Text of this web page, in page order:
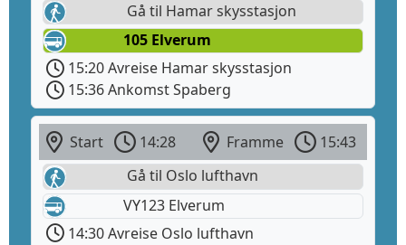
Gå til Hamar skysstasjon
105 Elverum
15:20 Avreise Hamar skysstasjon
15:36 Ankomst Spaberg
Start 14:28 Framme
15:43
Gå til Oslo lufthavn
VY123 Elverum
14:30 Avreise Oslo lufthavn